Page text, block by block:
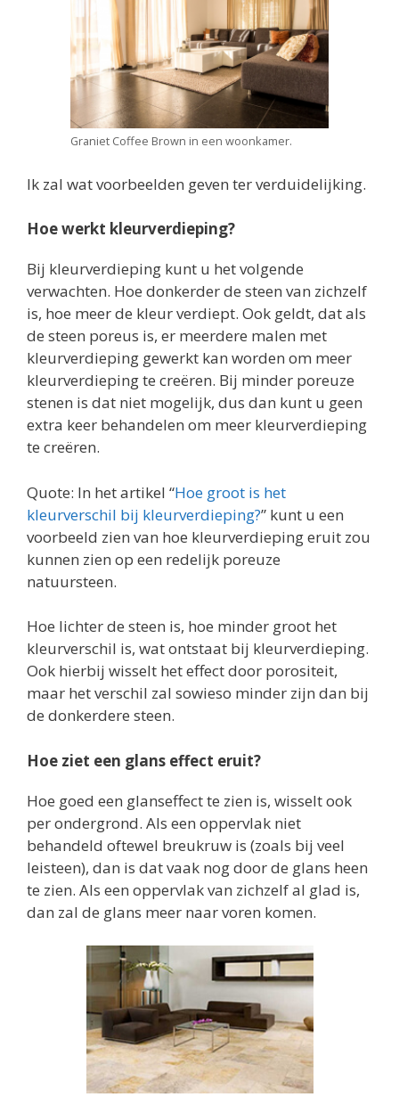
Graniet Coffee Brown in een woonkamer.
Ik zal wat voorbeelden geven ter verduidelijking.
Hoe werkt kleurverdieping?
Bij kleurverdieping kunt u het volgende
verwachten. Hoe donkerder de steen van zichzelf
is, hoe meer de kleur verdiept. Ook geldt, dat als
de steen poreus is, er meerdere malen met
kleurverdieping gewerkt kan worden om meer
kleurverdieping te creëren. Bij minder poreuze
stenen is dat niet mogelijk, dus dan kunt u geen
extra keer behandelen om meer kleurverdieping
te creëren.
Quote: In het artikel “Hoe groot is het
kleurverschil bij kleurverdieping?” kunt u een
voorbeeld zien van hoe kleurverdieping eruit zou
kunnen zien op een redelijk poreuze
natuursteen.
Hoe lichter de steen is, hoe minder groot het
kleurverschil is, wat ontstaat bij kleurverdieping.
Ook hierbij wisselt het effect door porositeit,
maar het verschil zal sowieso minder zijn dan bij
de donkerdere steen.
Hoe ziet een glans effect eruit?
Hoe goed een glanseffect te zien is, wisselt ook
per ondergrond. Als een oppervlak niet
behandeld oftewel breukruw is (zoals bij veel
leisteen), dan is dat vaak nog door de glans heen
te zien. Als een oppervlak van zichzelf al glad is,
dan zal de glans meer naar voren komen.